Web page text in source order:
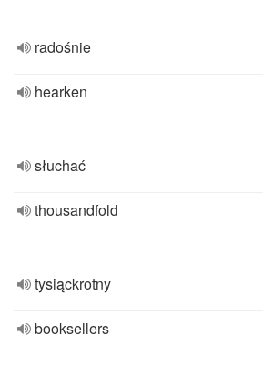
radośnie
hearken
słuchać
thousandfold
tysiąckrotny
booksellers